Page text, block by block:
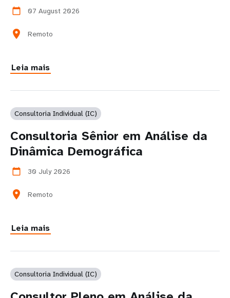
calendar_today 07 August 2026
location_on Remoto
Leia mais
Consultoria Individual (IC)
Consultoria Sênior em Análise da
Dinâmica Demográfica
calendar_today 30 July 2026
location_on Remoto
Leia mais
Consultoria Individual (IC)